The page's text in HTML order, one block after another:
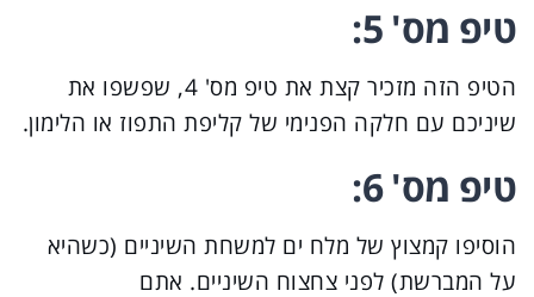
טיפ מס' 5:
הטיפ הזה מזכיר קצת את טיפ מס' 4, שפשפו את
שיניכם עם חלקה הפנימי של קליפת התפוז או הלימון.
טיפ מס' 6:
הוסיפו קמצוץ של מלח ים למשחת השיניים (כשהיא
על המברשת) לפני צחצוח השיניים. אתם